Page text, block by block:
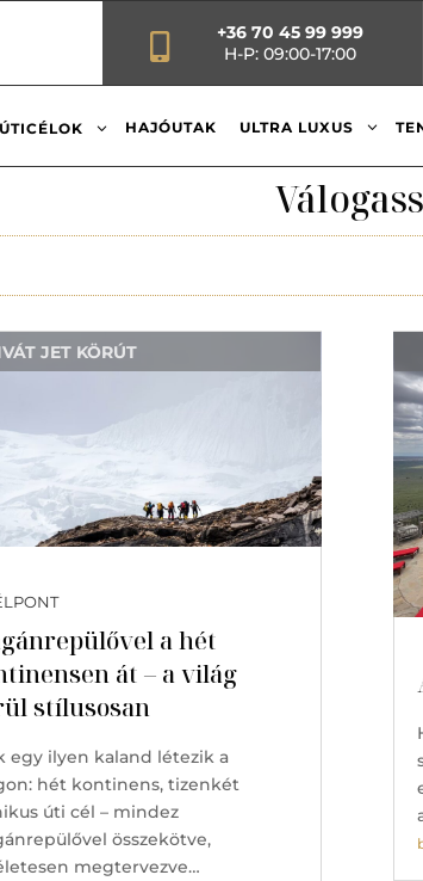
+36 70 45 99 999
H-P: 09:00-17:00
ÚTICÉLOK 3 HAJÓUTAK ULTRA LUXUS 3
a hét
át – a világ
stílusosan
JET KÖRÚT
egy ilyen kaland létezik a
hét kontinens, tizenkét
úti cél – mindez
összekötve,
megtervezve…